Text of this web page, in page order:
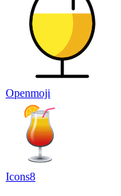
Openmoji
Icons8